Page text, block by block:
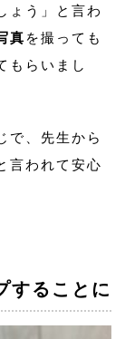
ょう」と言わ
真 を撮っても
もらいまし
で、先生から
言われて安心
することに